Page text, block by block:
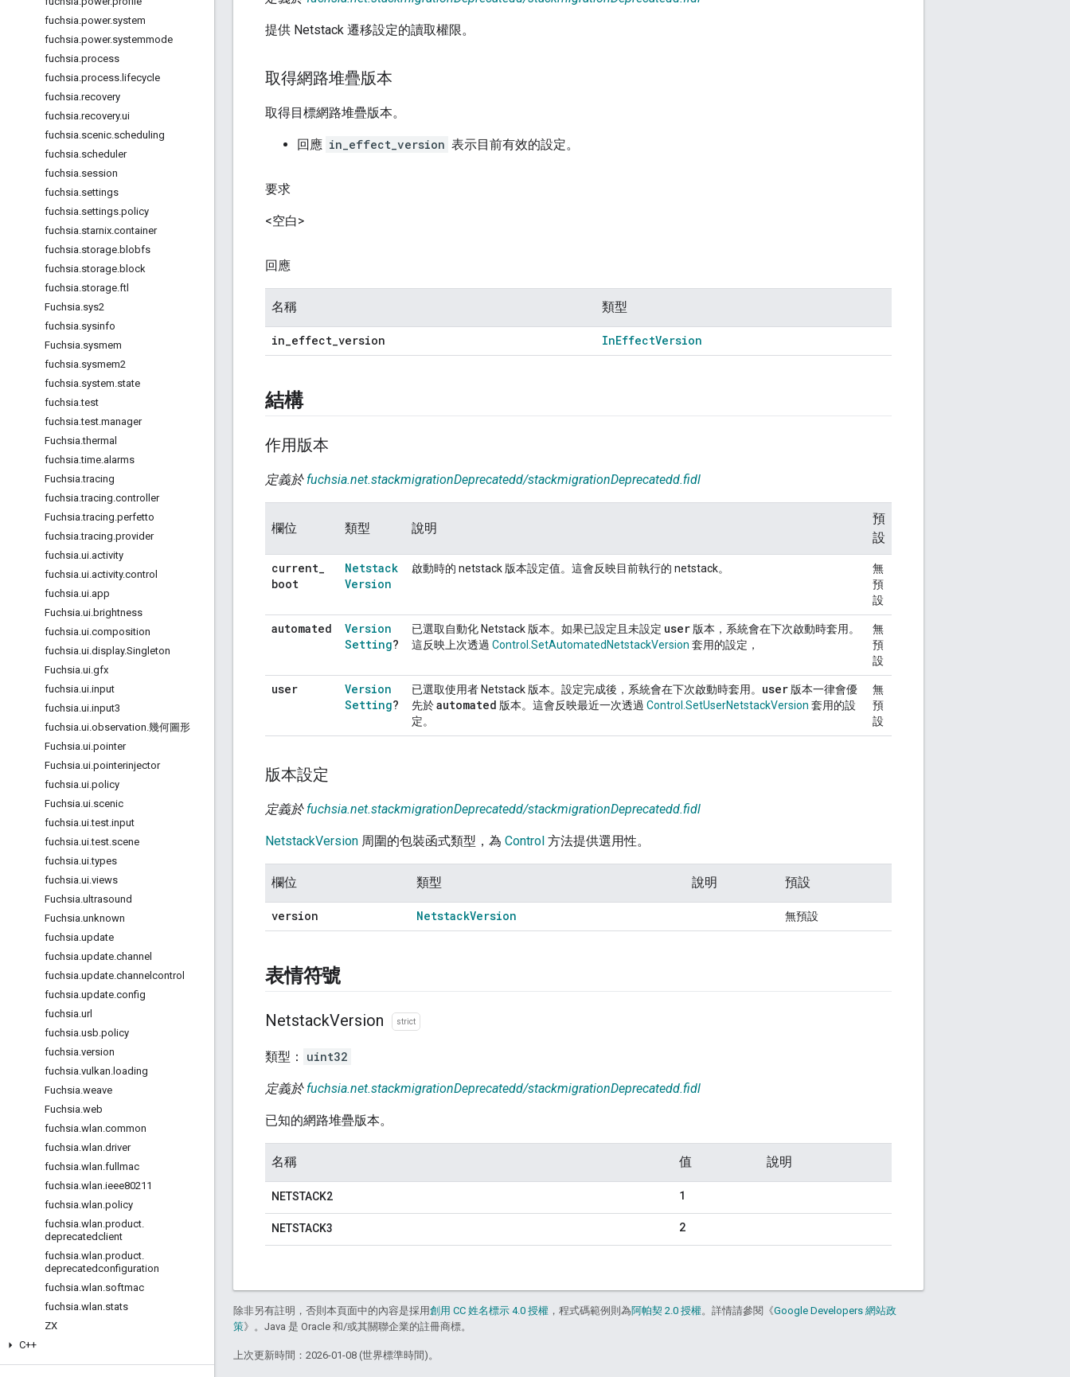
fuchsia.power.system
fuchsia.power.systemmode
fuchsia.process
fuchsia.process. lifecycle
fuchsia.recovery
fuchsia.recovery.ui
fuchsia.scenic.scheduling
fuchsia.scheduler
fuchsia.session
fuchsia.settings
fuchsia.settings.policy
fuchsia.starnix.container
fuchsia.storage.blobfs
fuchsia.storage.block
fuchsia.storage.ftl
Fuchsia.sys2
fuchsia.sysinfo
Fuchsia.sysmem
fuchsia.sysmem2
fuchsia.system.state
fuchsia.test
fuchsia.test.manager
Fuchsia.thermal
fuchsia.time.alarms
Fuchsia.tracing
fuchsia.tracing.controller
Fuchsia.tracing.perfetto
fuchsia.tracing.provider
fuchsia.ui.activity
fuchsia.ui.activity.control
fuchsia.ui.app
Fuchsia.ui.brightness
fuchsia.ui.composition
fuchsia.ui.display.Singleton
Fuchsia.ui.gfx
fuchsia.ui.input
fuchsia.ui.input3
fuchsia.ui.observation.幾何圖形
Fuchsia.ui.pointer
Fuchsia.ui.pointerinjector
fuchsia.ui.policy
Fuchsia.ui.scenic
fuchsia.ui.test.input
fuchsia.ui.test.scene
fuchsia.ui.types
fuchsia.ui.views
Fuchsia.ultrasound
Fuchsia.unknown
fuchsia.update
fuchsia.update.channel
fuchsia.update.channelcontrol
fuchsia.update.config
fuchsia.url
fuchsia.usb.policy
fuchsia.version
fuchsia.vulkan. loading
Fuchsia.weave
Fuchsia.web
fuchsia.wlan.common
fuchsia.wlan.driver
fuchsia.wlan.fullmac
fuchsia.wlan.ieee80211
fuchsia.wlan.policy
fuchsia.wlan.product.
deprecatedclient
fuchsia.wlan.product.
deprecatedconfiguration
fuchsia.wlan.softmac
fuchsia.wlan.stats
ZX
C++
提供 Netstack 遷移設定的讀取權限。
取得網路堆疊版本
取得目標網路堆疊版本。
回應 in_effect_version 表示目前有效的設定。
要求
<空白>
回應
名稱 類型
in_effect_version InEffectVersion
結構
作用版本
定義於 fuchsia.net.stackmigrationDeprecatedd/stackmigrationDeprecatedd.fidl
欄位 類型 說明
預
設
current_
boot
Netstack
Version
啟動時的 netstack 版本設定值。這會反映目前執行的 netstack。
無
預
設
automated
Version
Setting?
已選取自動化 Netstack 版本。如果已設定且未設定 user 版本，系統會在下次啟動時套用。
這反映上次透過 Control.SetAutomatedNetstackVersion 套用的設定，
無
預
設
user
Version
Setting?
已選取使用者 Netstack 版本。設定完成後，系統會在下次啟動時套用。 user 版本一律會優
先於automated 版本。這會反映最近一次透過 Control.SetUserNetstackVersion 套用的設
定。
無
預
設
版本設定
定義於 fuchsia.net.stackmigrationDeprecatedd/stackmigrationDeprecatedd.fidl
NetstackVersion 周圍的包裝函式類型，為 Control 方法提供選用性。
欄位 類型 說明 預設
version NetstackVersion 無預設
表情符號
NetstackVersion strict
類型： uint32
定義於 fuchsia.net.stackmigrationDeprecatedd/stackmigrationDeprecatedd.fidl
已知的網路堆疊版本。
名稱 值 說明
NETSTACK2 1
NETSTACK3 2
除非另有註明，否則本頁面中的內容是採用創用 CC 姓名標示 4.0 授權 ，程式碼範例則為阿帕契 2.0 授權。詳情請參閱《Google Developers 網站政
策》。Java 是 Oracle 和/或其關聯企業的註冊商標。
上次更新時間：2026-01-08 (世界標準時間)。